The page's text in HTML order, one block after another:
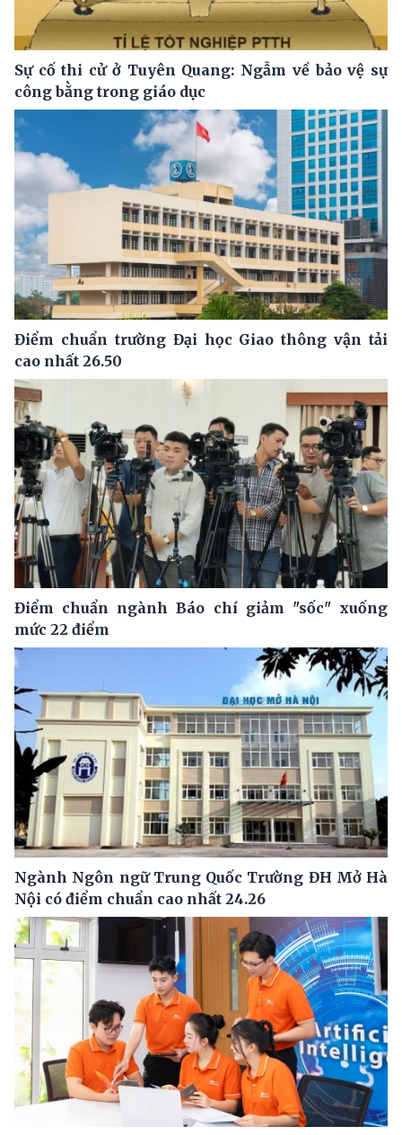
Sự cố thi cử ở Tuyên Quang: Ngẫm về bảo vệ sự
công bằng trong giáo dục
Điểm chuẩn trường Đại học Giao thông vận tải
cao nhất 26.50
Điểm chuẩn ngành Báo chí giảm "sốc" xuống
mức 22 điểm
Ngành Ngôn ngữ Trung Quốc Trường ĐH Mở Hà
Nội có điểm chuẩn cao nhất 24.26